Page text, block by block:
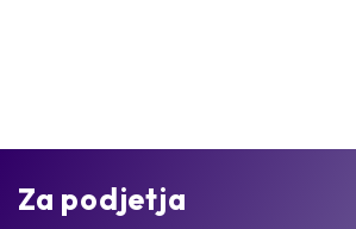
Za podjetja